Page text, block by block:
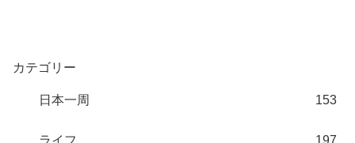
カテゴリー
日本一周 153